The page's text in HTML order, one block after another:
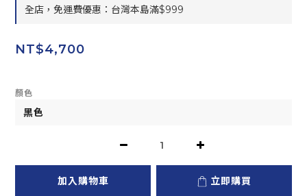
全店，免運費優惠：台灣本島滿$999
NT$4,700
顏色
加入購物車 立即購買